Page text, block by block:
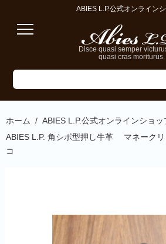
ABIES L.P.公式オンライン
Disce quasi semper
quasi cras moriturus.
ホーム / ABIES L.P.公式オンラインショッ
ABIES L.P. 角シボ型押し牛革 マネークリ
コ